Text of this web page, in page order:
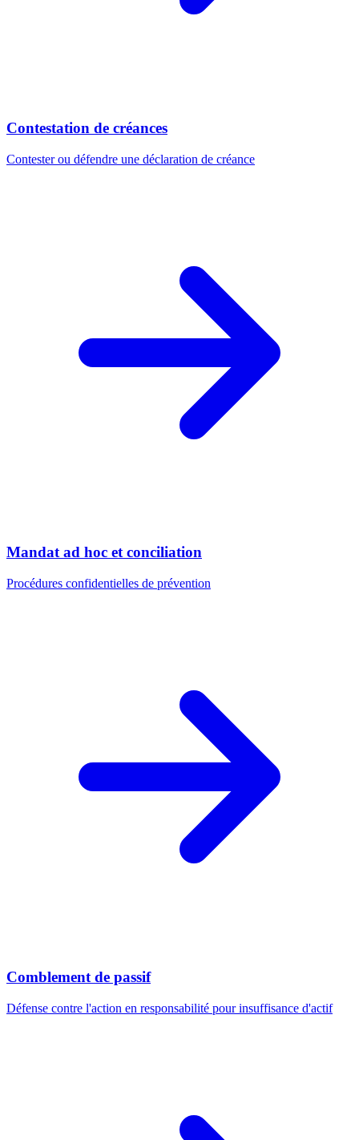
Contestation de créances
Contester ou défendre une déclaration de créance
Mandat ad hoc et conciliation
Procédures confidentielles de prévention
Comblement de passif
Défense contre l'action en responsabilité pour insuffisance d'actif